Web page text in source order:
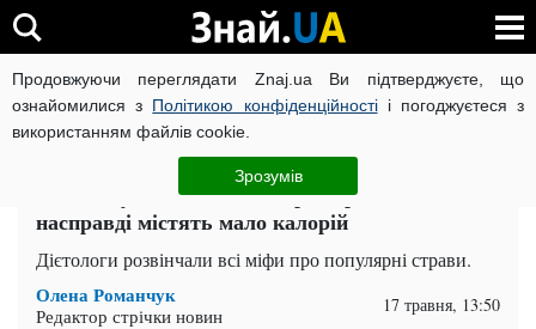
Продовжуючи переглядати Znaj.ua Ви підтверджуєте, що
ознайомилися з Політикою конфіденційностіі погоджуєтеся з
використанням файлів cookie.
Зрозумів
ВІЙНА РОСІЇ ПРОТИ УКРАЇНИ КОРОНАВІРУС В УКРАЇНІ
ЧИТАТЬ НА РУССКОМ
Не додадуть зайвої ваги: ​​три страви, які
насправді містять мало калорій
Дієтологи розвінчали всі міфи про популярні страви.
Олена Романчук
Редактор стрічки новин 17 травня, 13:50